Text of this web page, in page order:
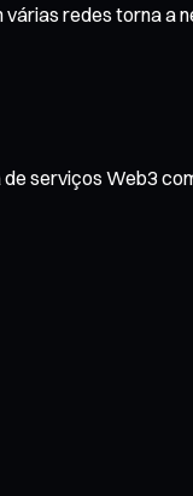
várias redes torna a
serviços Web3